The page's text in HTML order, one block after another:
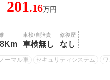
201.16万円
車検/自賠責
車検無し
修復歴
なし
ノーマル車 セキュリティシステム ワ